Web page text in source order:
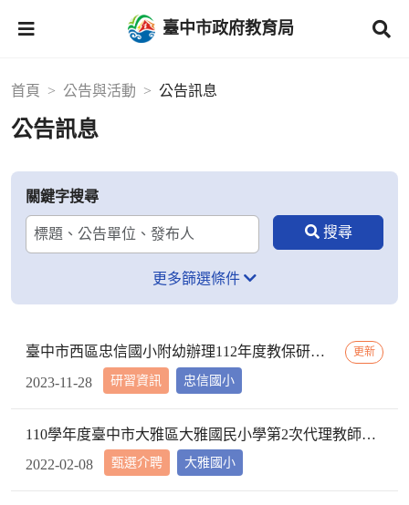
臺中市政府教育局
首頁 公告與活動 公告訊息
公告訊息
關鍵字搜尋
更多篩選條件
研習資訊
臺中市西區忠信國小附幼辦理112年度教保研習─ 「嬰幼用藥安全~就是「藥」你好好的」，請鼓勵貴校(園)教保服務人員踴躍參加 更新
忠信國小
2023-11-28
甄選介聘
110學年度臺中市大雅區大雅國民小學第2次代理教師甄選第2次招考結果公告
大雅國小
2022-02-08